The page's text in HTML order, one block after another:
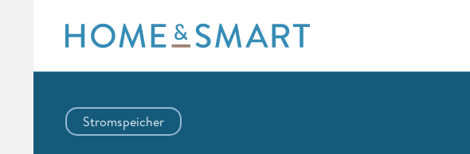
content
Stromspeicher